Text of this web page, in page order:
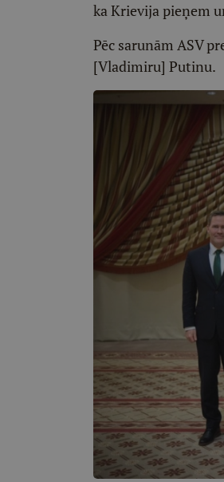
ka Krievija pieņem
Pēc sarunām ASV
[Vladimiru] Putinu.